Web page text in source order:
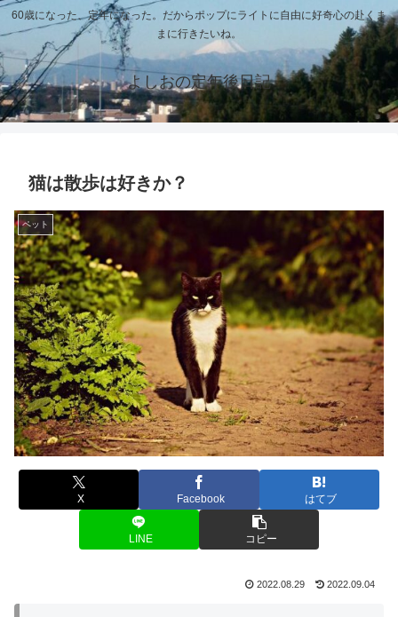
60歳になった、定年になった。だからポップにライトに自由に好奇心の赴くま
まに行きたいね。
よしおの定年後日記
猫は散歩は好きか？
ペット
X Facebook はてブ
LINE コピー
2022.08.29 2022.09.04